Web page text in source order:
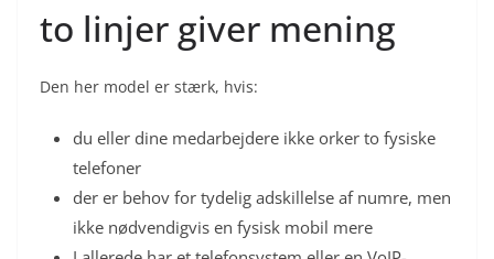
to linjer giver mening
Den her model er stærk, hvis:
du eller dine medarbejdere ikke orker to fysiske
telefoner
der er behov for tydelig adskillelse af numre, men
ikke nødvendigvis en fysisk mobil mere